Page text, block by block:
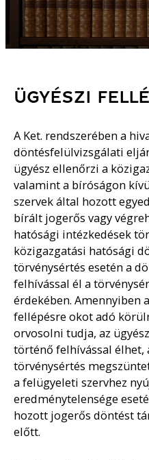
ÜGYÉSZI
A Ket. rendszerében a
döntésfelülvizsgálati
ügyész ellenőrzi a
valamint a bíróságon
szervek által hozott
bírált jogerős vagy
hatósági intézkedések
közigazgatási hatósági
törvénysértés esetén a
felhívással él a
érdekében. Amennyiben
fellépésre okot adó
orvosolni tudja, az
történő felhívással élhet,
törvénysértés
a felügyeleti szervhez
eredménytelensége
hozott jogerős döntést
előtt.